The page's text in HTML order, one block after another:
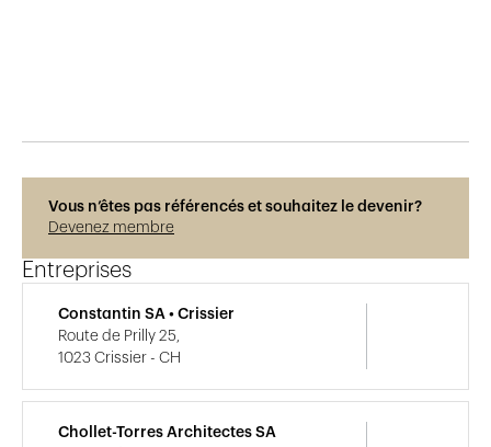
Vous n’êtes pas référencés et souhaitez le devenir?
Devenez membre
Entreprises
Constantin SA • Crissier
Route de Prilly 25,
1023 Crissier - CH
Chollet-Torres Architectes SA